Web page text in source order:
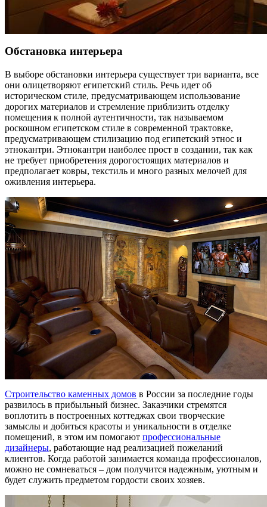
Обстановка интерьера
В выборе обстановки интерьера существует три варианта, все
они олицетворяют египетский стиль. Речь идет об
историческом стиле, предусматривающем использование
дорогих материалов и стремление приблизить отделку
помещения к полной аутентичности, так называемом
роскошном египетском стиле в современной трактовке,
предусматривающем стилизацию под египетский этнос и
этнокантри. Этнокантри наиболее прост в создании, так как
не требует приобретения дорогостоящих материалов и
предполагает ковры, текстиль и много разных мелочей для
оживления интерьера.
Строительство каменных домов в России за последние годы
развилось в прибыльный бизнес. Заказчики стремятся
воплотить в построенных коттеджах свои творческие
замыслы и добиться красоты и уникальности в отделке
помещений, в этом им помогают профессиональные
дизайнеры, работающие над реализацией пожеланий
клиентов. Когда работой занимается команда профессионалов,
можно не сомневаться – дом получится надежным, уютным и
будет служить предметом гордости своих хозяев.